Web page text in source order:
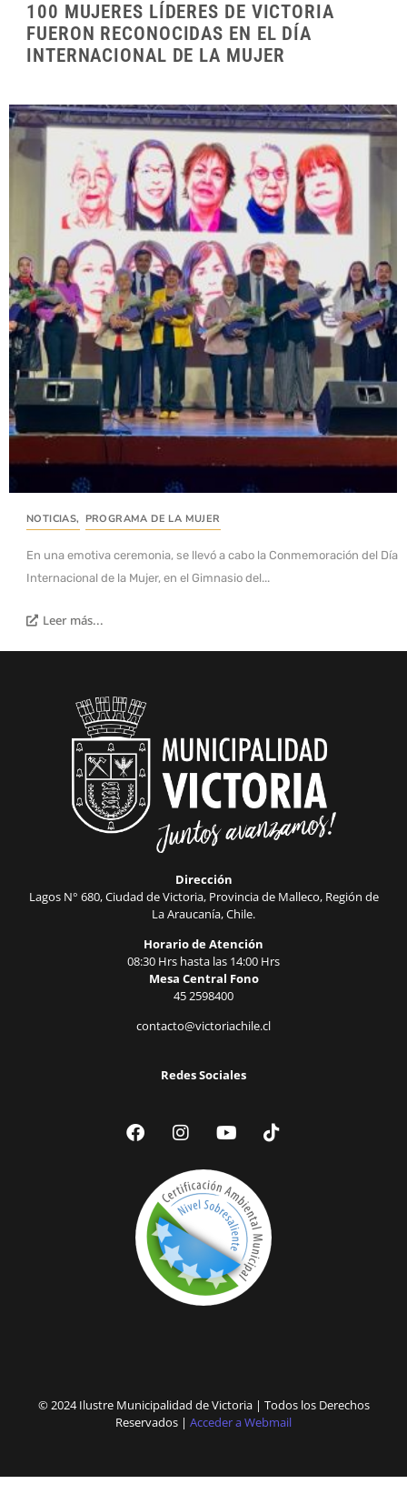
100 MUJERES LÍDERES DE VICTORIA
FUERON RECONOCIDAS EN EL DÍA
INTERNACIONAL DE LA MUJER
NOTICIAS, PROGRAMA DE LA MUJER
En una emotiva ceremonia, se llevó a cabo la Conmemoración del Día
Internacional de la Mujer, en el Gimnasio del...
Leer más...
Dirección
Lagos N° 680, Ciudad de Victoria, Provincia de Malleco, Región de
La Araucanía, Chile.
Horario de Atención
08:30 Hrs hasta las 14:00 Hrs
Mesa Central Fono
45 2598400
contacto@victoriachile.cl
Redes Sociales
© 2024 Ilustre Municipalidad de Victoria | Todos los Derechos
Reservados | Acceder a Webmail